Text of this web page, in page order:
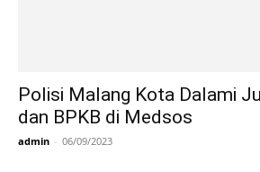
Polisi Malang Kota Dalami
dan BPKB di Medsos
admin - 06/09/2023